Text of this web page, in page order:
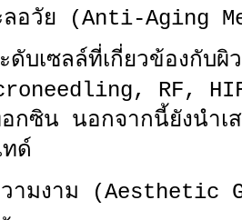
ลอวัย (Anti-Aging
ดับเซลล์ที่เกี่ยวข้องกับ
RF,
กซิน นอกจากนี้ยังนำเ
ด์
วามงาม (Aesthetic